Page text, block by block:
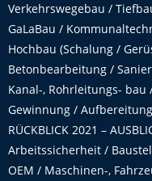
Verkehrswegebau /
GaLaBau /
Hochbau (Schalung /
Betonbearbeitung /
Kanal-, Rohrleitungs- bau
Gewinnung /
RÜCKBLICK 2021 –
Arbeitssicherheit /
OEM / Maschinen-,